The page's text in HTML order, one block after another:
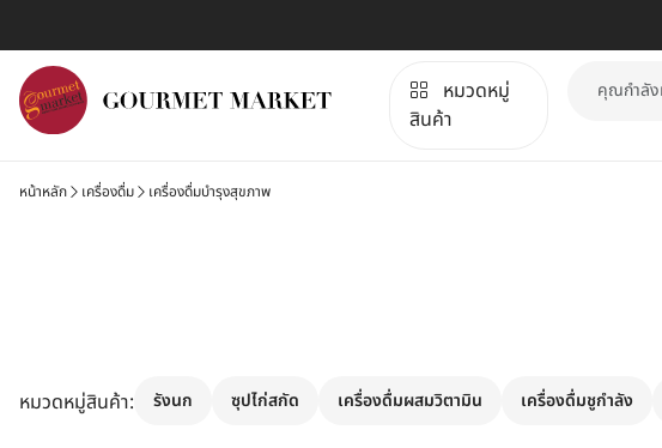
หมวดหมู่
สินค้า
หน้าหลัก เครื่องดื่ม เครื่องดื่มบำรุงสุขภาพ
หมวดหมู่สินค้า: รังนก ซุปไก่สกัด เครื่องดื่มผสมวิตามิน เครื่องดื่มชูกำลัง